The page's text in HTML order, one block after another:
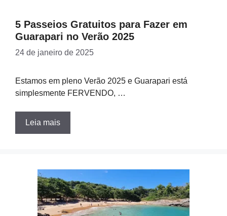
5 Passeios Gratuitos para Fazer em
Guarapari no Verão 2025
24 de janeiro de 2025
Estamos em pleno Verão 2025 e Guarapari está
simplesmente FERVENDO, …
Leia mais